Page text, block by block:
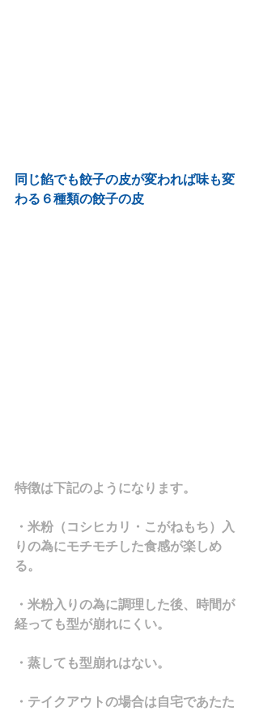
同じ餡でも餃子の皮が変われば味も変
わる６種類の餃子の皮
特徴は下記のようになります。
・米粉（コシヒカリ・こがねもち）入
りの為にモチモチした食感が楽しめ
る。
・米粉入りの為に調理した後、時間が
経っても型が崩れにくい。
・蒸しても型崩れはない。
・テイクアウトの場合は自宅であたた